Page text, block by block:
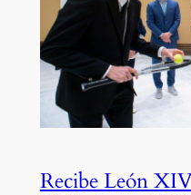
Recibe León